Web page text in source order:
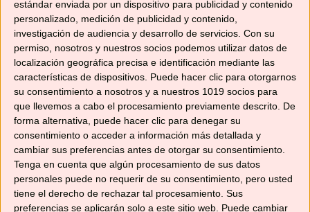
estándar enviada por un dispositivo para publicidad y contenido
personalizado, medición de publicidad y contenido,
investigación de audiencia y desarrollo de servicios. Con su
permiso, nosotros y nuestros socios podemos utilizar datos de
localización geográfica precisa e identificación mediante las
características de dispositivos. Puede hacer clic para otorgarnos
su consentimiento a nosotros y a nuestros 1019 socios para
que llevemos a cabo el procesamiento previamente descrito. De
forma alternativa, puede hacer clic para denegar su
consentimiento o acceder a información más detallada y
cambiar sus preferencias antes de otorgar su consentimiento.
Tenga en cuenta que algún procesamiento de sus datos
personales puede no requerir de su consentimiento, pero usted
tiene el derecho de rechazar tal procesamiento. Sus
preferencias se aplicarán solo a este sitio web. Puede cambiar
de queso, tarta de queso marmolada con
Thermomix,tarta de queso sin horno,tarta de
queso y chocolates sin horno,tarta marmolada
tarta sin horno,Thermomix, Tm31 ,Tm5, TM6
11 comentarios
Categorías